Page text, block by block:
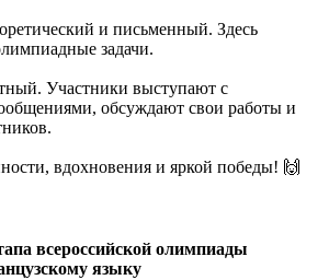
и письменный. Здесь
задачи.
Участники выступают с
обсуждают свои работы и
вдохновения и яркой победы! 🙌
всероссийской олимпиады
языку